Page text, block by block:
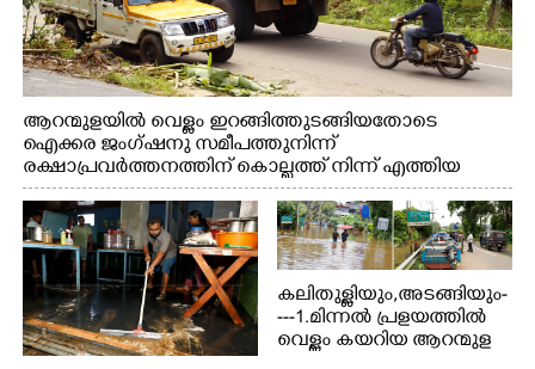
ആറന്മുളയിൽ വെള്ളം ഇറങ്ങിത്തുടങ്ങിയതോടെ
ഐക്കര ജംഗ്ഷനു സമീപത്തുനിന്ന്
രക്ഷാപ്രവർത്തനത്തിന് കൊല്ലത്ത് നിന്ന് എത്തിയ
ബോട്ടുകൾ തിരികെക്കൊണ്ടുപോകുന്നു.
കലിതുള്ളിയും,അടങ്ങിയും-
---1.മിന്നൽ പ്രളയത്തിൽ
വെള്ളം കയറിയ ആറന്മുള